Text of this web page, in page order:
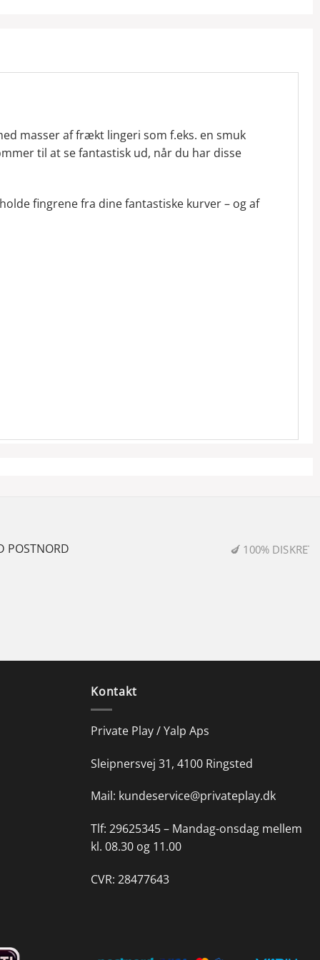
masser af frækt lingeri som f.eks. en smuk
til at se fantastisk ud, når du har disse
fingrene fra dine fantastiske kurver – og af
🍆 100% DISKRETION & SIKKER HANDEL
Kontakt
Private Play / Yalp Aps
Sleipnersvej 31, 4100 Ringsted
Mail: kundeservice@privateplay.dk
Tlf: 29625345 – Mandag-onsdag mellem
kl. 08.30 og 11.00
CVR: 28477643